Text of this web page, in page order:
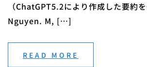
（ChatGPT5.2により作成した要約
Nguyen. M, […]
READ MORE